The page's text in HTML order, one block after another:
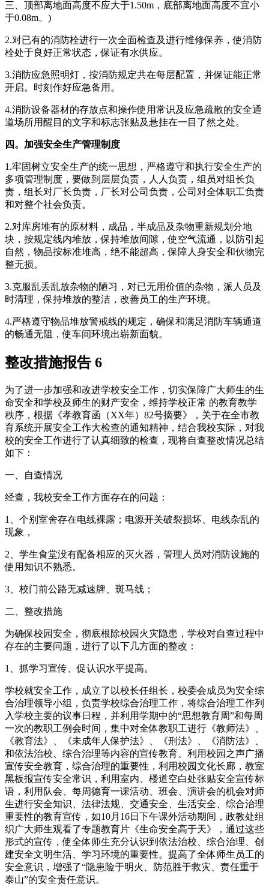
三、顶部离地面高度不应大于1.50m，底部离地面高度不宜小
于0.08m。)
2.对已有的消防栓进行一次全面检查及进行维修保养，使消防
栓处于良好正常状态，保证有水供应。
3.消防应急照明灯，按消防规定共在每层配置，并保证能正常
开启。时刻作好应急备用。
4.消防设备器材的存放点和操作使用常识及应急疏散的安全通
道场所用醒目的文字和标志张贴及悬挂在一目了然之处。
四。加强安全生产管理制度
1.牢固树立安全生产的统一思想，严格遵守和执行安全生产的
多项管理制度，要做到层层负责，人人负责，组员对组长负
责，组长对厂长负责，厂长对公司负责，公司对全体职工负责
和对整个社会负责。
2.对库房堆有的原材料，成品，半成品及杂物重新规划分地
块，按规定线内堆放，保持堆放间隙，使空气流通，以防引起
自然，物品按标准堆高，绝不能超高，保障人身安全和伙物完
整无损。
3.克服乱丢乱放杂物的陋习，对已无用价值的杂物，派人员及
时清理，保持堆放的整洁，改善员工的生产环境。
4.严格遵守物品堆放警戒线的规定，确保和满足消防车辆通道
的畅通无阻，使车间环境出崭新面貌。
整改措施报告 6
为了进一步加强和改进学校安全工作，切实保障广大师生的生
命安全和学校及师生的财产安全，维持学校正常 的教育教学
秩序，根据《孝教育函（XX年）82号摘要》，关于在全市教
育系统开展安全工作大检查的通知精神，结合我校实际，对我
校的安全工作进行了认真细致的检查，现将自查整改情况总结
如下：
一、自查情况
经查，我校安全工作方面存在的问题：
1、个别室舍存在电线裸露；电源开关破裂损坏、电线杂乱的
现象，
2、学生食堂没有配备相应的灭火器，管理人员对消防设施的
使用知识不熟悉。
3、校门前公路无减速牌、斑马线；
二、整改措施
为确保校园安全，彻底根除校园火灾隐患，学校对自查过程中
存在的主要问题，进行了以下几方面的整改：
1、抓学习宣传、促认识水平提高。
学校就安全工作，成立了以校长任组长，校委会成员为安全综
合治理领导小组，负责学校综合治理工作，将综合治理工作列
入学校主要的议事日程，并利用学期中的“思想教育周”和每周
一次的教职工例会时间，集中对全体教职工进行《教师法》、
《教育法》、《未成年人保护法》、《刑法》、《消防法》、
和依法治校、综合治理等内容的宣传教育、利用校园之声广播
宣传安全教育，综合治理的重要性，利用校园文化长廊，教室
黑板报宣传安全常识，利用室内、楼道空白处张贴安全宣传标
语，利用队会、每周德育一课活动、班会、演讲会的机会对师
生进行安全知识、法律法规、交通安全、生活安全、综合治理
重要性的教育宣传，如10月16日下午课外活动期间，政教处组
织广大师生观看了专题教育片《生命安全高于天》，通过这些
形式的宣传，使全体师生充分认识到依法治校、综合治理、创
建安全文明生活、学习环境的重要性。提高了全体师生员工的
安全意识，增强了“隐患险于明火、防范胜于救灾、责任重于
泰山”的安全责任意识。